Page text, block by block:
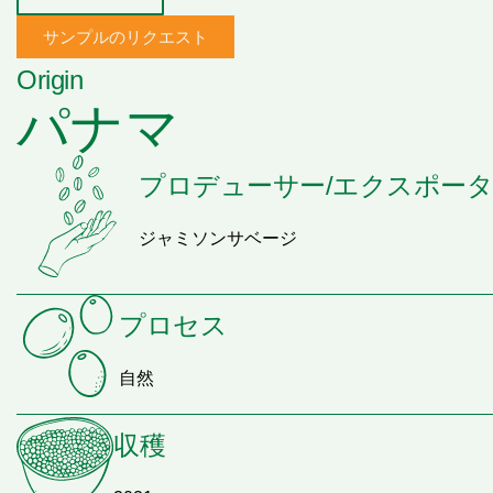
サンプルのリクエスト
Origin
パナマ
プロデューサー/エクスポー
ジャミソンサベージ
プロセス
自然
収穫